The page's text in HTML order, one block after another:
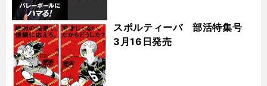
スポルティーバ 部活特集号
3月16日発売